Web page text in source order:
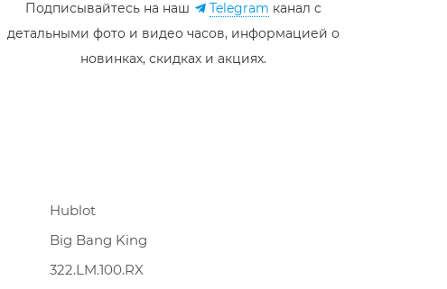
Подписывайтесь на наш Telegram канал c
детальными фото и видео часов, информацией о
новинках, скидках и акциях.
Hublot
Big Bang King
322.LM.100.RX